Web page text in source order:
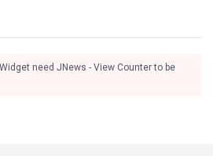
need JNews - View Counter to be